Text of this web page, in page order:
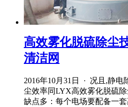
高效雾化脱硫除尘
清洁网
2016年10月31日 · 况且,静电
尘效率同LYX高效雾化脱硫
缺点多：每个电场要配备一